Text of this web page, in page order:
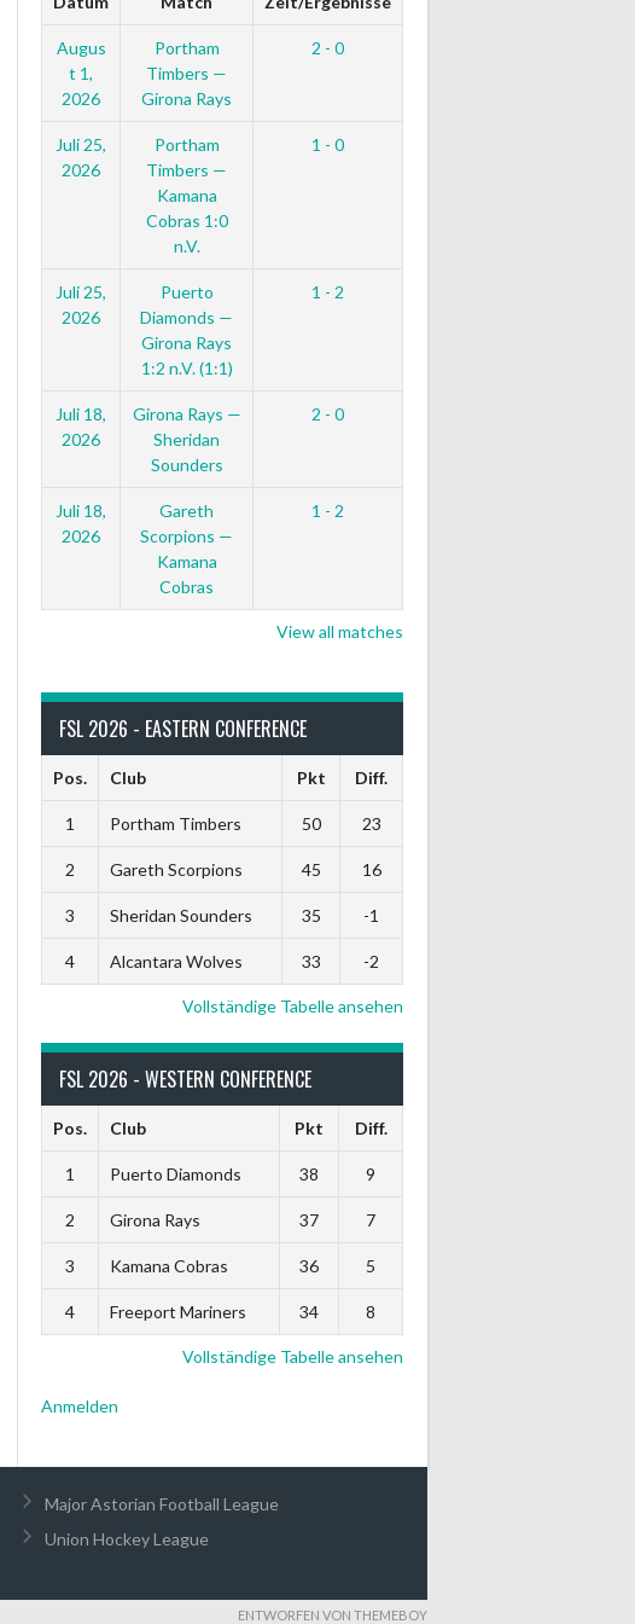
Augus
t 1,
2026
Portham
Timbers —
Girona Rays
2 - 0
Juli 25,
2026
Portham
Timbers —
Kamana
Cobras 1:0
n.V.
1 - 0
Juli 25,
2026
Puerto
Diamonds —
Girona Rays
1:2 n.V. (1:1)
1 - 2
Juli 18,
2026
Girona Rays —
Sheridan
Sounders
2 - 0
Juli 18,
2026
Gareth
Scorpions —
Kamana
Cobras
1 - 2
View all matches
FSL 2026 - EASTERN CONFERENCE
Pos. Club Pkt Diff.
1 Portham Timbers 50 23
2 Gareth Scorpions 45 16
3 Sheridan Sounders 35 -1
4 Alcantara Wolves 33 -2
Vollständige Tabelle ansehen
FSL 2026 - WESTERN CONFERENCE
Pos. Club Pkt Diff.
1 Puerto Diamonds 38 9
2 Girona Rays 37 7
3 Kamana Cobras 36 5
4 Freeport Mariners 34 8
Vollständige Tabelle ansehen
Anmelden
Major Astorian Football League
Union Hockey League
ENTWORFEN VON THEMEBOY